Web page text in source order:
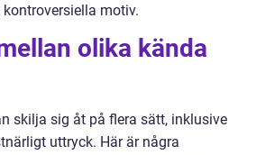
motiv.
olika kända
skilja sig åt på flera sätt, inklusive
uttryck. Här är några